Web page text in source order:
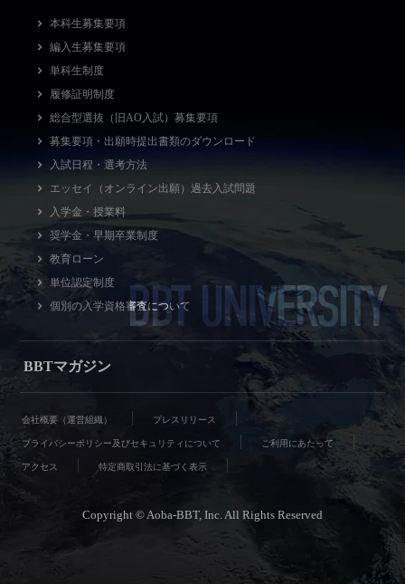
本科生募集要項
編入生募集要項
単科生制度
履修証明制度
総合型選抜（旧AO入試）募集要項
募集要項・出願時提出書類のダウンロード
入試日程・選考方法
エッセイ（オンライン出願）過去入試問題
入学金・授業料
奨学金・早期卒業制度
教育ローン
単位認定制度
個別の入学資格審査について
BBTマガジン
BBT UNIVERSITY
会社概要（運営組織） プレスリリース
プライバシーポリシー及びセキュリティについて ご利用にあたって
アクセス 特定商取引法に基づく表示
Copyright © Aoba-BBT, Inc. All Rights Reserved